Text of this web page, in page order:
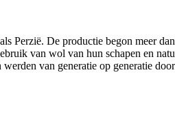
Perzië. De productie begon meer
van wol van hun schapen en
van generatie op generatie